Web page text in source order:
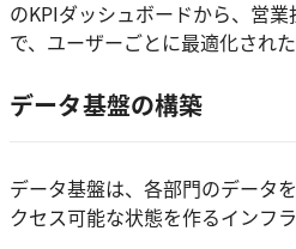
のKPIダッシュボードから、営
で、ユーザーごとに最適化され
データ基盤の構築
データ基盤は、各部門のデータ
クセス可能な状態を作るインフラ